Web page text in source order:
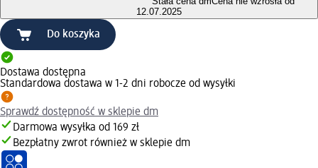
12.07.2025
Do koszyka
Dostawa dostępna
Standardowa dostawa w 1-2 dni robocze od wysyłki
Sprawdź dostępność w sklepie dm
Darmowa wysyłka od 169 zł
Bezpłatny zwrot również w sklepie dm